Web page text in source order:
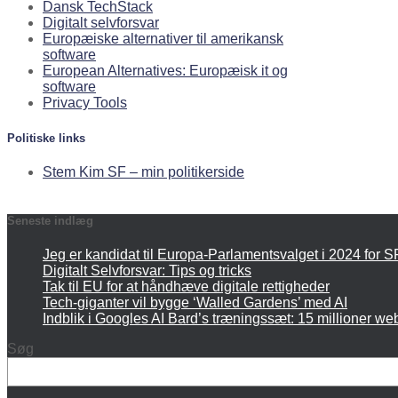
Dansk TechStack
Digitalt selvforsvar
Europæiske alternativer til amerikansk
software
European Alternatives: Europæisk it og
software
Privacy Tools
Politiske links
Stem Kim SF – min politikerside
Seneste indlæg
Jeg er kandidat til Europa-Parlamentsvalget i 2024 for
Digitalt Selvforsvar: Tips og tricks
Tak til EU for at håndhæve digitale rettigheder
Tech-giganter vil bygge ‘Walled Gardens’ med AI
Indblik i Googles AI Bard’s træningssæt: 15 millioner
Søg